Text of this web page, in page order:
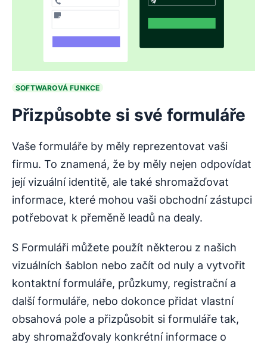
SOFTWAROVÁ FUNKCE
Přizpůsobte si své formuláře
Vaše formuláře by měly reprezentovat vaši
firmu. To znamená, že by měly nejen odpovídat
její vizuální identitě, ale také shromažďovat
informace, které mohou vaši obchodní zástupci
potřebovat k přeměně leadů na dealy.
S Formuláři můžete použít některou z našich
vizuálních šablon nebo začít od nuly a vytvořit
kontaktní formuláře, průzkumy, registrační a
další formuláře, nebo dokonce přidat vlastní
obsahová pole a přizpůsobit si formuláře tak,
aby shromažďovaly konkrétní informace o